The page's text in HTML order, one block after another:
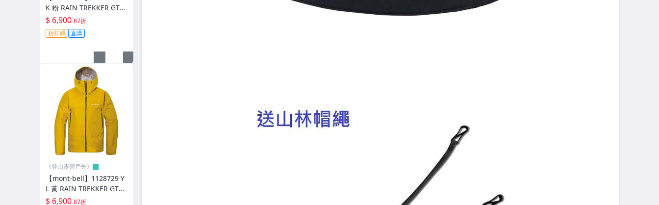
┌ 特 惠 運 動 眼 鏡
├７２０armour
├７２０【A-Fei】A1905
├７２０【Stingray】B330 浮力眼鏡
├７２０【Analog】B355
├７２０【Kamikaze】B369
├７２０【Rider】T337
├７２０【Mercury】S196 L196
└ APEX 運 動 眼 鏡
K 粉 RAIN TREKKER GTX
女 輕量防水外套 透氣 雨衣
登山外套
$ 6,900 87折
折扣碼 直購
《登山露營戶外》
【mont-bell】1128729 Y
L 黃 RAIN TREKKER GTX
男 輕量防水外套 透氣 雨衣
$ 6,900 87折